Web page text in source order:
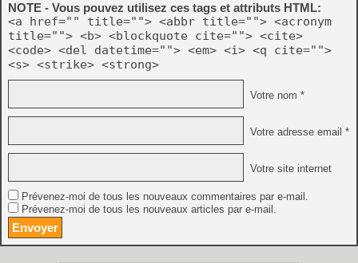
NOTE - Vous pouvez utilisez ces tags et attributs HTML:
<a href="" title=""> <abbr title=""> <acronym
title=""> <b> <blockquote cite=""> <cite>
<code> <del datetime=""> <em> <i> <q cite="">
<s> <strike> <strong>
Votre nom *
Votre adresse email *
Votre site internet
Prévenez-moi de tous les nouveaux commentaires par e-mail.
Prévenez-moi de tous les nouveaux articles par e-mail.